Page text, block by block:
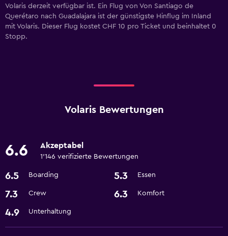
Volaris derzeit verfügbar ist. Ein Flug von Von Santiago de
Querétaro nach Guadalajara ist der günstigste Hinflug im Inland
mit Volaris. Dieser Flug kostet CHF 10 pro Ticket und beinhaltet 0
Stopp.
Volaris Bewertungen
6.6 Akzeptabel
1’146 verifizierte Bewertungen
6.5 Boarding 5.3 Essen
7.3 Crew 6.3 Komfort
4.9 Unterhaltung